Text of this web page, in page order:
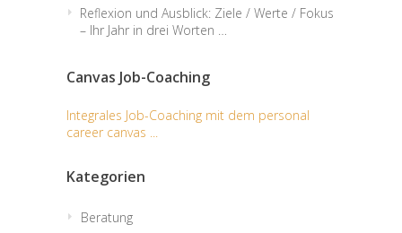
Reflexion und Ausblick: Ziele / Werte / Fokus
– Ihr Jahr in drei Worten …
Canvas Job-Coaching
Integrales Job-Coaching mit dem personal
career canvas ...
Kategorien
Beratung